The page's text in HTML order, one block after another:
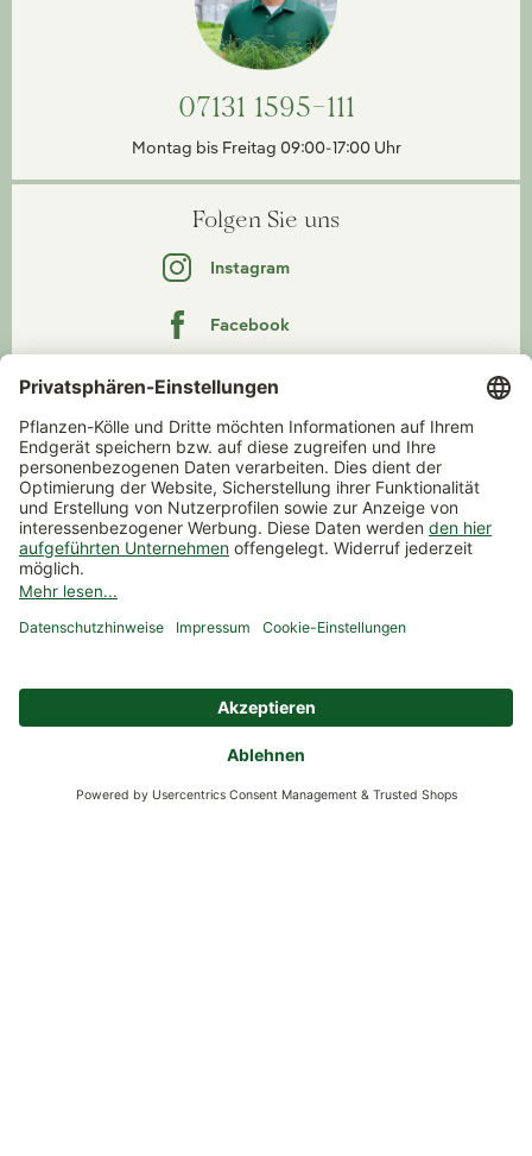
07131 1595-111
Montag bis Freitag 09:00-17:00 Uhr
Folgen Sie uns
Instagram
Facebook
YouTube
Pinterest
TikTok
WhatsApp Prospekt
Kontakt
Service